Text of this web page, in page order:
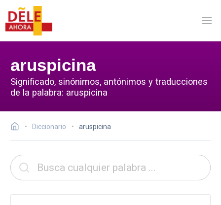
aruspicina
Significado, sinónimos, antónimos y traducciones
de la palabra: aruspicina
Diccionario aruspicina